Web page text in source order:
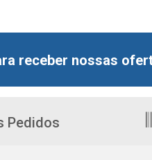
receber nossas
Pedidos